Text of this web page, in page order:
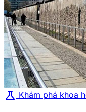
science Khám phá khoa